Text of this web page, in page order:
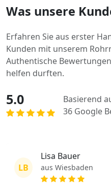
Was unsere
Erfahren Sie aus erster
Kunden mit unserem
Authentische
helfen durften.
5.0
Basierend
36 Google
LB
Lisa Bauer
aus Wiesbaden